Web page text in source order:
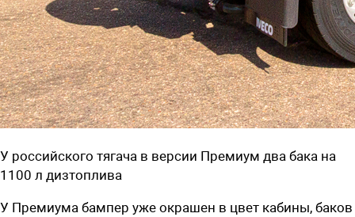
У российского тягача в версии Премиум два бака на
1100 л дизтоплива
У Премиума бампер уже окрашен в цвет кабины, баков